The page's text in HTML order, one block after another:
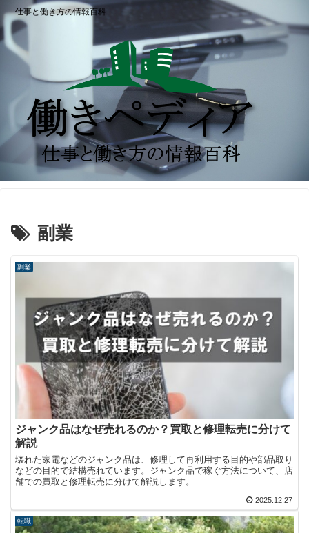
仕事と働き方の情報百科
副業
副業
ジャンク品はなぜ売れるのか？買取と修理転売に分けて
解説
壊れた家電などのジャンク品は、修理して再利用する目的や部品取り
などの目的で結構売れています。ジャンク品で稼ぐ方法について、店
舗での買取と修理転売に分けて解説します。
2025.12.27
転職